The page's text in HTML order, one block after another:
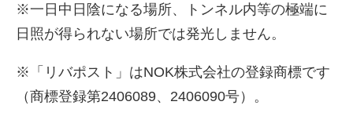
※一日中日陰になる場所、トンネル内等の極端に
日照が得られない場所では発光しません。
※「リバポスト」はNOK株式会社の登録商標です
（商標登録第2406089、2406090号）。